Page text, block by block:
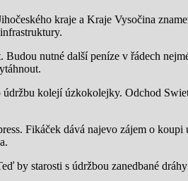
kraje a Kraje Vysočina
nutné další peníze v řádech
kolejí úzkokolejky. Odchod
Fikáček dává najevo zájem o
by starosti s údržbou zanedbané